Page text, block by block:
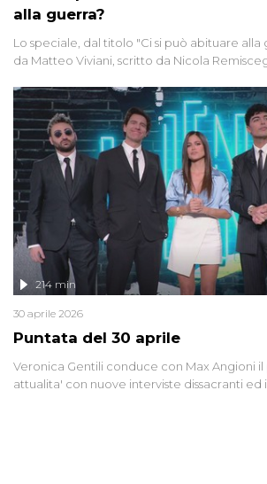
alla guerra?
Lo speciale, dal titolo "Ci si può abituare
da Matteo Viviani, scritto da Nicola
di settore - su quanto la guerra sia diventata
Anche se l'Italia non è direttamente
contesto globale rende impossibile
lontano.
Puntata del 30 aprile
214 min
30 aprile 2026
Veronica Gentili conduce con Max Angioni
attualita' con nuove interviste dissacranti ed